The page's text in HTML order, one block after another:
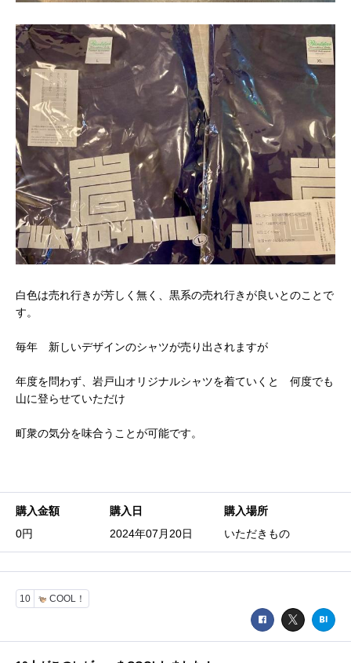
白色は売れ行きが芳しく無く、黒系の売れ行きが良いとのことで
す。
毎年 新しいデザインのシャツが売り出されますが
年度を問わず、岩戸山オリジナルシャツを着ていくと 何度でも
山に登らせていただけ
町衆の気分を味合うことが可能です。
購入金額
0円
購入日
2024年07月20日
購入場所
いただきもの
10 COOL！